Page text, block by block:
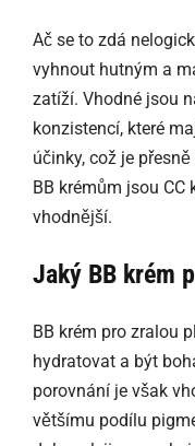
Ač se to zdá
vyhnout hutným a
zatíží. Vhodné jsou
konzistencí, které
účinky, což je
BB krémům jsou CC
vhodnější.
Jaký BB krém
BB krém pro zralou
hydratovat a být
porovnání je však
většímu podílu